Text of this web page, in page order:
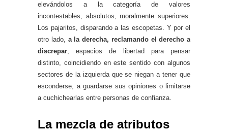
elevándolos a la categoría de valores
incontestables, absolutos, moralmente superiores.
Los pajaritos, disparando a las escopetas. Y por el
otro lado, a la derecha, reclamando el derecho a
discrepar, espacios de libertad para pensar
distinto, coincidiendo en este sentido con algunos
sectores de la izquierda que se niegan a tener que
esconderse, a guardarse sus opiniones o limitarse
a cuchichearlas entre personas de confianza.
La mezcla de atributos